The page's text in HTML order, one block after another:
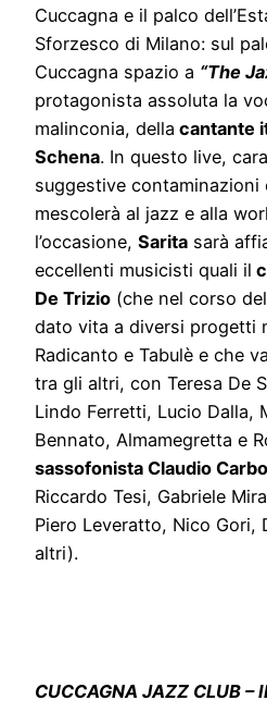
Cuccagna e il palco
Sforzesco di Milano: sul
Cuccagna spazio a “The
protagonista assoluta la
malinconia, della cantante
Schena. In questo live,
suggestive
mescolerà al jazz e alla
l’occasione, Sarita sarà
eccellenti musicisti quali il
De Trizio (che nel corso
dato vita a diversi progetti
Radicanto e Tabulè e che
tra gli altri, con Teresa De
Lindo Ferretti, Lucio Dalla,
Bennato, Almamegretta e
sassofonista Claudio
Riccardo Tesi, Gabriele
Piero Leveratto, Nico Gori,
altri).
CUCCAGNA JAZZ CLUB –